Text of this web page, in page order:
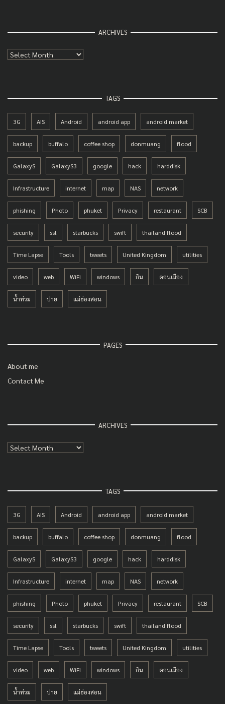
ARCHIVES
Archives
TAGS
3G AIS Android android app android market
backup buffalo coffee shop donmuang flood
GalaxyS GalaxyS3 google hack harddisk
Infrastructure internet map NAS network
phishing Photo phuket Privacy restaurant SCB
security ssl starbucks swift thailand flood
Time Lapse Tools tweets United Kingdom utilities
video web WiFi windows กิน ดอนเมือง
น้ำท่วม ปาย แม่ฮ่องสอน
PAGES
About me
Contact Me
ARCHIVES
Archives
TAGS
3G AIS Android android app android market
backup buffalo coffee shop donmuang flood
GalaxyS GalaxyS3 google hack harddisk
Infrastructure internet map NAS network
phishing Photo phuket Privacy restaurant SCB
security ssl starbucks swift thailand flood
Time Lapse Tools tweets United Kingdom utilities
video web WiFi windows กิน ดอนเมือง
น้ำท่วม ปาย แม่ฮ่องสอน